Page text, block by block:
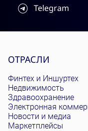
Telegram
Site menu
ОТРАСЛИ
Финтех и Иншуртех
Недвижимость
Здравоохранение
Электронная
Новости и медиа
Маркетплейсы